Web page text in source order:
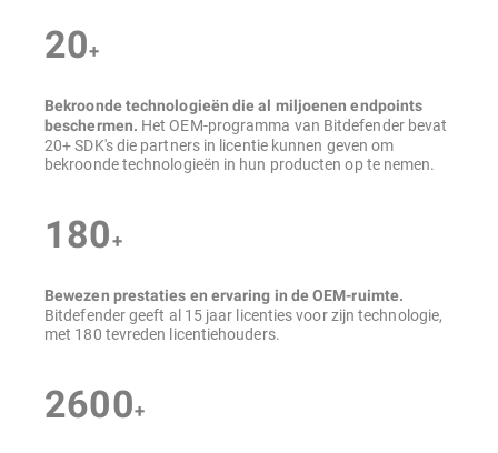
20+
Bekroonde technologieën die al miljoenen endpoints
beschermen. Het OEM-programma van Bitdefender bevat
20+ SDK's die partners in licentie kunnen geven om
bekroonde technologieën in hun producten op te nemen.
180+
Bewezen prestaties en ervaring in de OEM-ruimte.
Bitdefender geeft al 15 jaar licenties voor zijn technologie,
met 180 tevreden licentiehouders.
2600+